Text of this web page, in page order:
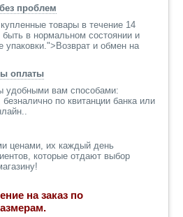
проблем
товары в течение 14
в нормальном состоянии и
упаковки.">Возврат и обмен на
оплаты
удобными вам способами:
по квитанции банка или
ценами, их каждый день
которые отдают выбор
на заказ по